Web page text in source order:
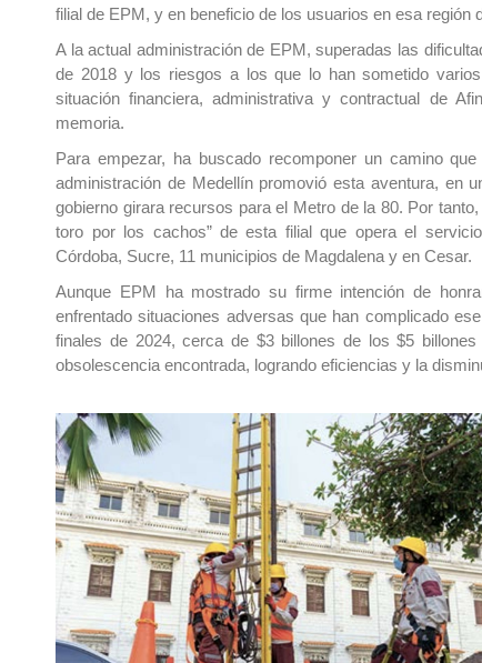
filial de EPM, y en beneficio de los usuarios en esa región
A la actual administración de EPM, superadas las
de 2018 y los riesgos a los que lo han sometido
situación financiera, administrativa y contractual de
memoria.
Para empezar, ha buscado recomponer un camino
administración de Medellín promovió esta aventura, en
gobierno girara recursos para el Metro de la 80. Por
toro por los cachos” de esta filial que opera el
Córdoba, Sucre, 11 municipios de Magdalena y en Cesar.
Aunque EPM ha mostrado su firme intención de
enfrentado situaciones adversas que han complicado
finales de 2024, cerca de $3 billones de los $5
obsolescencia encontrada, logrando eficiencias y la